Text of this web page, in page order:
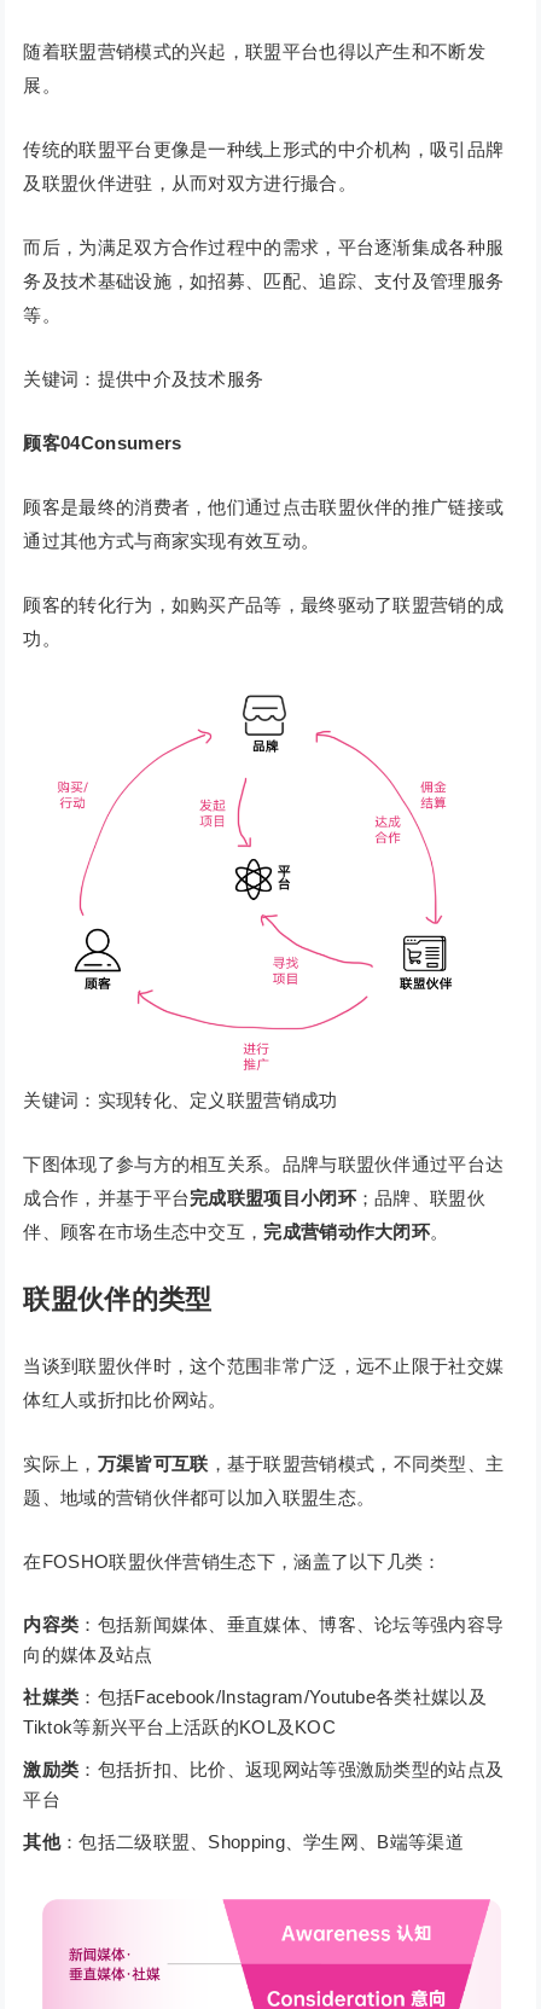
随着联盟营销模式的兴起，联盟平台也得以产生和不断发
展。
传统的联盟平台更像是一种线上形式的中介机构，吸引品牌
及联盟伙伴进驻，从而对双方进行撮合。
而后，为满足双方合作过程中的需求，平台逐渐集成各种服
务及技术基础设施，如招募、匹配、追踪、支付及管理服务
等。
关键词：提供中介及技术服务
顾客04Consumers
顾客是最终的消费者，他们通过点击联盟伙伴的推广链接或
通过其他方式与商家实现有效互动。
顾客的转化行为，如购买产品等，最终驱动了联盟营销的成
功。
关键词：实现转化、定义联盟营销成功
下图体现了参与方的相互关系。品牌与联盟伙伴通过平台达
成合作，并基于平台完成联盟项目小闭环；品牌、联盟伙
伴、顾客在市场生态中交互， 完成营销动作大闭环。
联盟伙伴的类型
当谈到联盟伙伴时，这个范围非常广泛，远不止限于社交媒
体红人或折扣比价网站。
实际上， 万渠皆可互联 ，基于联盟营销模式，不同类型、主
题、地域的营销伙伴都可以加入联盟生态。
在FOSHO联盟伙伴营销生态下，涵盖了以下几类：
内容类 ：包括新闻媒体、垂直媒体、博客、论坛等强内容导
向的媒体及站点
社媒类 ：包括Facebook/Instagram/Youtube各类社媒以及
Tiktok等新兴平台上活跃的KOL及KOC
激励类 ：包括折扣、比价、返现网站等强激励类型的站点及
平台
其他：包括二级联盟、Shopping、学生网、B端等渠道